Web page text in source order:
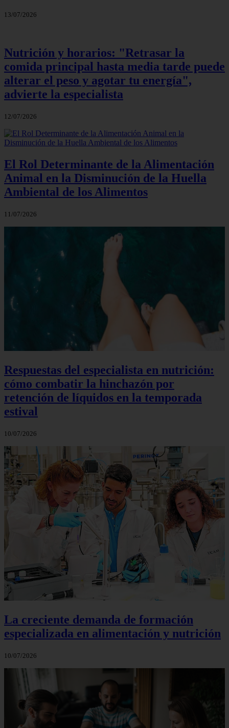
13/07/2026
Nutrición y horarios: "Retrasar la
comida principal hasta media tarde puede
alterar el peso y agotar tu energía",
advierte la especialista
12/07/2026
El Rol Determinante de la Alimentación
Animal en la Disminución de la Huella
Ambiental de los Alimentos
11/07/2026
Respuestas del especialista en nutrición:
cómo combatir la hinchazón por
retención de líquidos en la temporada
estival
10/07/2026
La creciente demanda de formación
especializada en alimentación y nutrición
10/07/2026